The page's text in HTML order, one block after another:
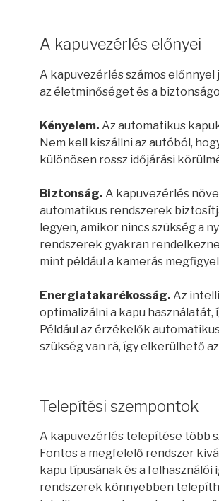
A kapuvezérlés előnyei
A kapuvezérlés számos
az életminőséget és a
Kényelem. Az automatikus
Nem kell kiszállni az autóból,
különösen rossz időjárási
Biztonság. A kapuvezérlés
automatikus rendszerek
legyen, amikor nincs szükség a
rendszerek gyakran
mint például a kamerás
Energiatakarékosság. Az
optimalizálni a kapu
Például az érzékelők
szükség van rá, így elkerülhető
Telepítési szempontok
A kapuvezérlés telepítése több
Fontos a megfelelő rendszer
kapu típusának és a
rendszerek könnyebben